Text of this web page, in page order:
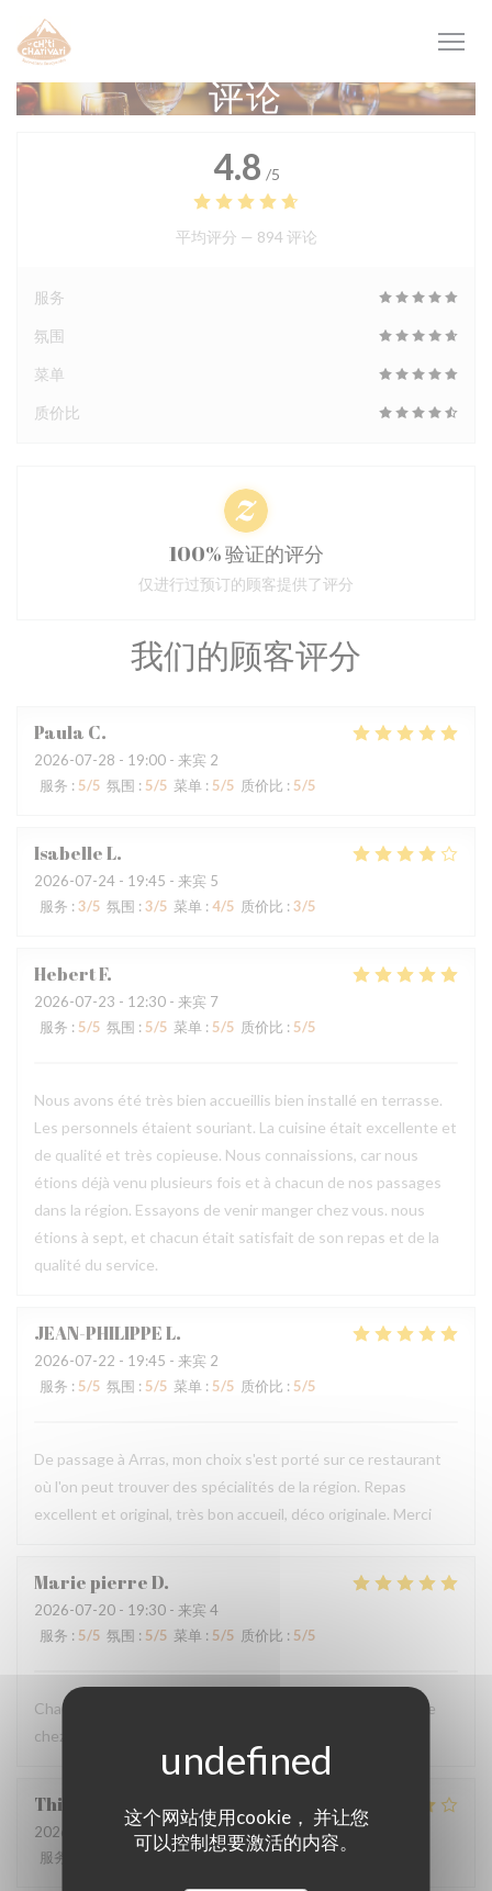
Cookie管理面板
这个网站使用cookie， 并让您
可以控制想要激活的内容。
评论
我们的顾客评分
Paula C
2026-07-28 - 19:00 - 来宾 2
服务 : 5/5 氛围 : 5/5 菜单 : 5/5 质价比 : 5/5
IsabelleL
2026-07-24 - 19:45 - 来宾 5
服务 : 3/5 氛围 : 3/5 菜单 : 4/5 质价比 : 3/5
HebertF
2026-07-23 - 12:30 - 来宾 7
服务 : 5/5 氛围 : 5/5 菜单 : 5/5 质价比 : 5/5
Nous avons été très bien accueillis bien installé en terrasse.
Les personnels étaient souriant. La cuisine était excellente et
de qualité et très copieuse. Nous connaissions, car nous
étions déjà venu plusieurs fois et à chacun de nos passages
dans la région. Essayons de venir manger chez vous. nous
étions à sept, et chacun était satisfait de son repas et de la
qualité du service.
JEAN-PHILIPPEL
2026-07-22 - 19:45 - 来宾 2
服务 : 5/5 氛围 : 5/5 菜单 : 5/5 质价比 : 5/5
De passage à Arras, mon choix s'est porté sur ce restaurant
où l'on peut trouver des spécialités de la région. Repas
excellent et original, très bon accueil, déco originale. Merci
Marie pierreD
2026-07-20 - 19:30 - 来宾 4
服务 : 5/5 氛围 : 5/5 菜单 : 5/5 质价比 : 5/5
Chaque fois qu’on vient au Mainsquare ou à Arras on passe
chez vous ❤️🌻incontournable
Thierry
2026-07-19
- 13:00 - 来宾 2
服务
3 /5 菜单 : 3/5 质价比: 4/5
4.8 /5
平均评分 — 894 评论
服务
氛围
菜单
质价比
100% 验证的评分
仅进行过预订的顾客提供了评分